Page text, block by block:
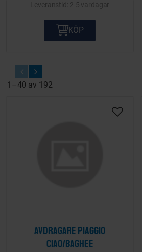
2-5 vardagar
KÖP
1–40 av 192
Avdragare Piaggio
Ciao/Baghee
Lägg